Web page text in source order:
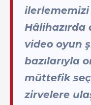
Hâlihazırda
video oyun
bazılarıyla
müttefik
zirvelere